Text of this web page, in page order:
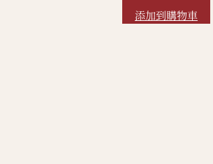
添加到購物車